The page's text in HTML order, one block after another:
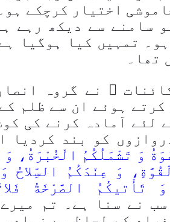
اختیار کرچکے
سامنے سے دیکھ رہے
تمہیں کیا ہوگیا
تھا۔
نے گروہ
کرتے ہوئے ان سے ظلم
لئے آمادہ کرنے کی
کو بند کردیا
وَ تَشْمَلُكُمُ الْخُبْرَةُ،
وَ عِنْدَكُمُ السِّلاحُ
وَ تَأْتیكُمُ الصَّرْخَةُ
نے سنا ہے۔ تم